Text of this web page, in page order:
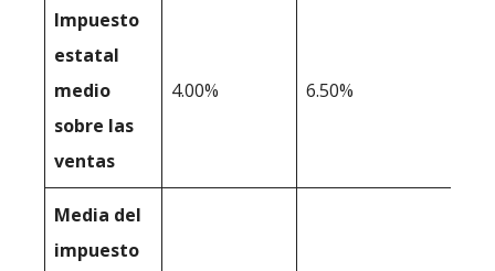
Impuesto
estatal
medio
sobre las
ventas
4.00% 6.50%
Media del
impuesto